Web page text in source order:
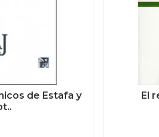
de Estafa y
El